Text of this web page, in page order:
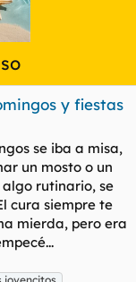
y fiestas
se iba a misa,
un mosto o un
rutinario, se
cura siempre te
mierda, pero era